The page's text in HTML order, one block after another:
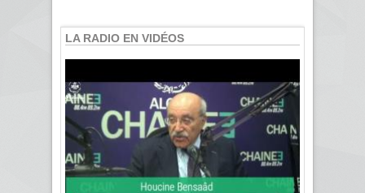
LA RADIO EN VIDÉOS